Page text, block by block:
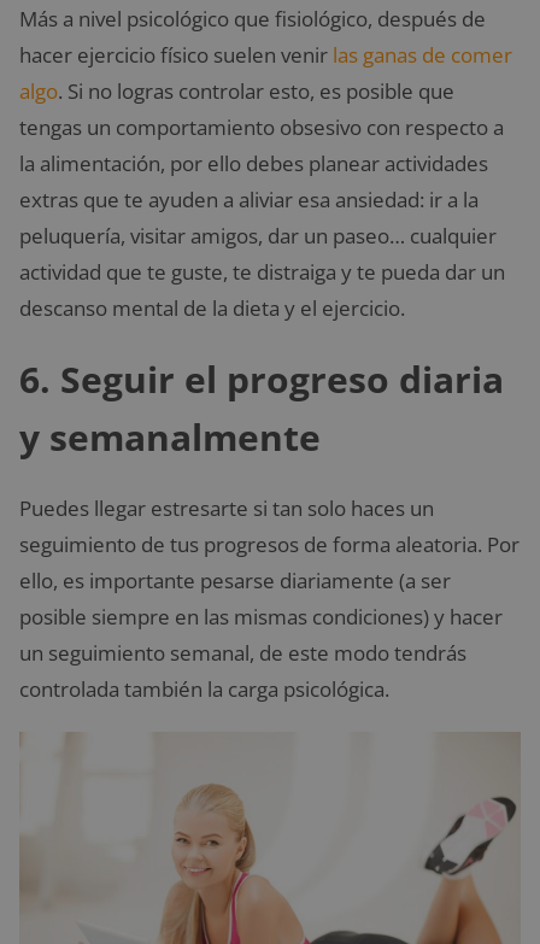
Más a nivel psicológico que fisiológico, después de
hacer ejercicio físico suelen venir las ganas de comer
algo. Si no logras controlar esto, es posible que
tengas un comportamiento obsesivo con respecto a
la alimentación, por ello debes planear actividades
extras que te ayuden a aliviar esa ansiedad: ir a la
peluquería, visitar amigos, dar un paseo… cualquier
actividad que te guste, te distraiga y te pueda dar un
descanso mental de la dieta y el ejercicio.
6. Seguir el progreso diaria
y semanalmente
Puedes llegar estresarte si tan solo haces un
seguimiento de tus progresos de forma aleatoria. Por
ello, es importante pesarse diariamente (a ser
posible siempre en las mismas condiciones) y hacer
un seguimiento semanal, de este modo tendrás
controlada también la carga psicológica.